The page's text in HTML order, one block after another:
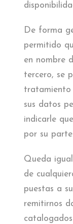
De forma
permitido
en nombre
tercero, se
tratamiento
sus datos
indicarle
por su
Queda
de
puestas a
remitirnos
catalogados